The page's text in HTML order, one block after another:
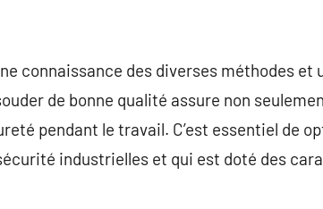
connaissance des diverses méthodes et
de bonne qualité assure non
pendant le travail. C’est essentiel de
industrielles et qui est doté des